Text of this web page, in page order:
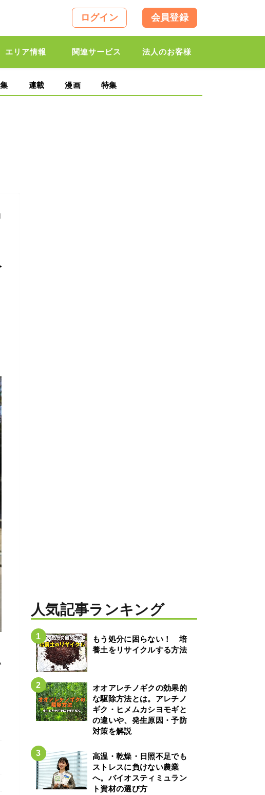
ログイン 会員登録
エリア情報 関連サービス 法人のお客様
連載 漫画 特集
人気記事ランキング
もう処分に困らない！ 培
養土をリサイクルする方法
オオアレチノギクの効果的
な駆除方法とは。アレチノ
ギク・ヒメムカシヨモギと
の違いや、発生原因・予防
対策を解説
高温・乾燥・日照不足でも
ストレスに負けない農業
へ。バイオスティミュラン
ト資材の選び方